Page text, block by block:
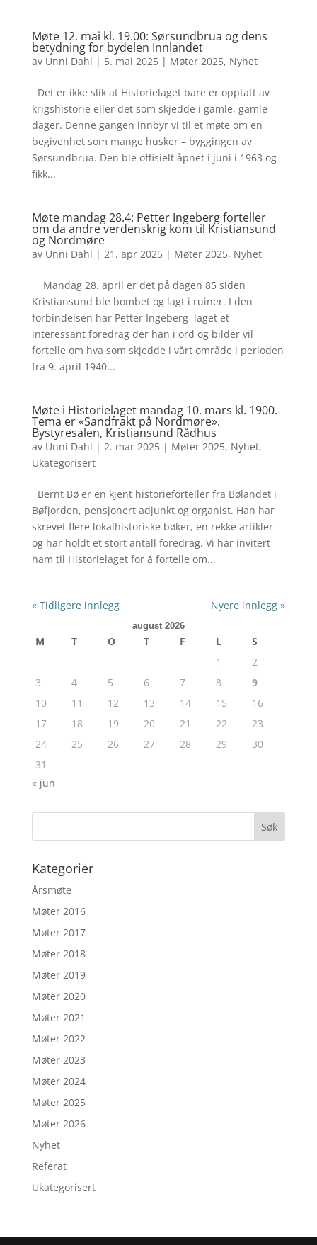
Møte 12. mai kl. 19.00: Sørsundbrua og dens
betydning for bydelen Innlandet
av Unni Dahl | 5. mai 2025| Møter 2025, Nyhet
Det er ikke slik at Historielaget bare er opptatt av
krigshistorie eller det som skjedde i gamle, gamle
dager. Denne gangen innbyr vi til et møte om en
begivenhet som mange husker – byggingen av
Sørsundbrua. Den ble offisielt åpnet i juni i 1963 og
fikk...
Møte mandag 28.4: Petter Ingeberg forteller
om da andre verdenskrig kom til Kristiansund
og Nordmøre
av Unni Dahl | 21. apr 2025| Møter 2025, Nyhet
Mandag 28. april er det på dagen 85 siden
Kristiansund ble bombet og lagt i ruiner. I den
forbindelsen har Petter Ingeberg laget et
interessant foredrag der han i ord og bilder vil
fortelle om hva som skjedde i vårt område i perioden
fra 9. april 1940...
Møte i Historielaget mandag 10. mars kl. 1900.
Tema er «Sandfrakt på Nordmøre».
Bystyresalen, Kristiansund Rådhus
av Unni Dahl | 2. mar 2025| Møter 2025, Nyhet,
Ukategorisert
Bernt Bø er en kjent historieforteller fra Bølandet i
Bøfjorden, pensjonert adjunkt og organist. Han har
skrevet flere lokalhistoriske bøker, en rekke artikler
og har holdt et stort antall foredrag. Vi har invitert
ham til Historielaget for å fortelle om...
« Tidligere innlegg Nyere innlegg »
august 2026
M T O T F L
S
1
2
3
4 5 6 7 8
9
10
11 12 13 14 15
16
17
18 19 20 21 22
23
24
25 26 27 28 29
30
31
« jun
Kategorier
Årsmøte
Møter 2016
Møter 2017
Møter 2018
Møter 2019
Møter 2020
Møter 2021
Møter 2022
Møter 2023
Møter 2024
Møter 2025
Møter 2026
Nyhet
Referat
Ukategorisert